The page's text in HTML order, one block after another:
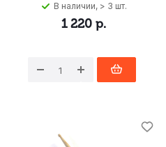
В наличии, > 3 шт.
1 220р.